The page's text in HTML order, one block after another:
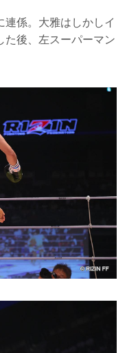
連係。大雅はしかしイ
た後、左スーパーマン